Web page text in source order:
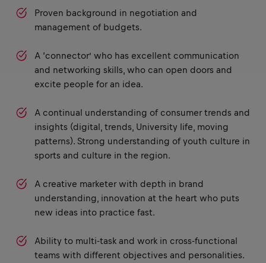
Proven background in negotiation and
management of budgets.
A ‘connector’ who has excellent communication
and networking skills, who can open doors and
excite people for an idea.
A continual understanding of consumer trends and
insights (digital, trends, University life, moving
patterns). Strong understanding of youth culture in
sports and culture in the region.
A creative marketer with depth in brand
understanding, innovation at the heart who puts
new ideas into practice fast.
Ability to multi-task and work in cross-functional
teams with different objectives and personalities.